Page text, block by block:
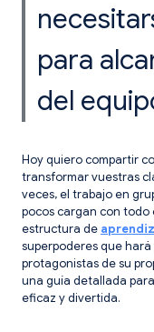
para
del
Hoy quiero compartir
transformar vuestras
veces, el trabajo en
pocos cargan con todo
estructura de
superpoderes que
protagonistas de su
una guía detallada
eficaz y divertida.